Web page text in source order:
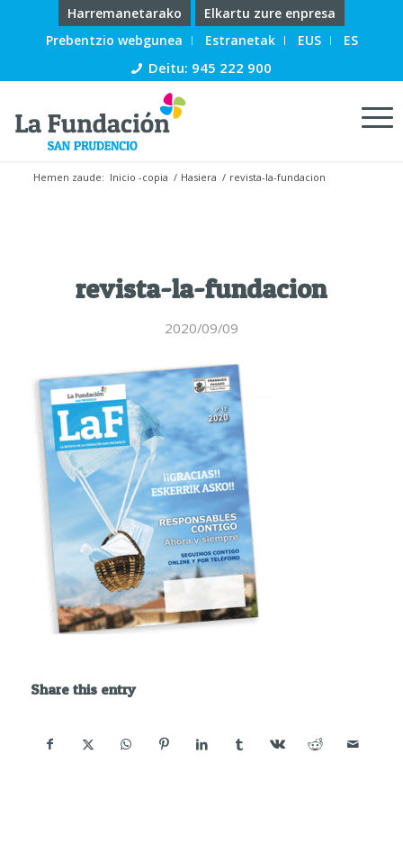
Harremanetarako
Elkartu zure enpresa
Prebentzio webgunea
Estranetak EUS ES
Deitu: 945 222 900
Hemen zaude: Inicio -copia / Hasiera / revista-la-fundacion
revista-la-fundacion
2020/09/09
Share this entry